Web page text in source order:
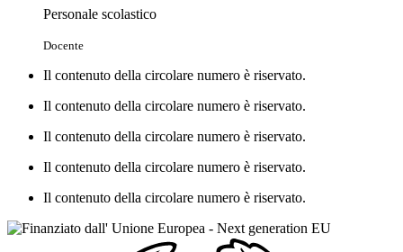
Personale scolastico
Docente
Il contenuto della circolare numero è riservato.
Il contenuto della circolare numero è riservato.
Il contenuto della circolare numero è riservato.
Il contenuto della circolare numero è riservato.
Il contenuto della circolare numero è riservato.